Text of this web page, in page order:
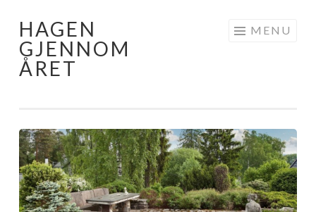
Skip
to
content
HAGEN
GJENNOM
ÅRET
MENU